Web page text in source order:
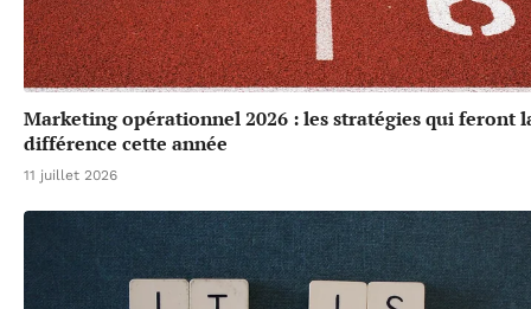
Marketing opérationnel 2026 : les stratégies qui feront
différence cette année
11 juillet 2026